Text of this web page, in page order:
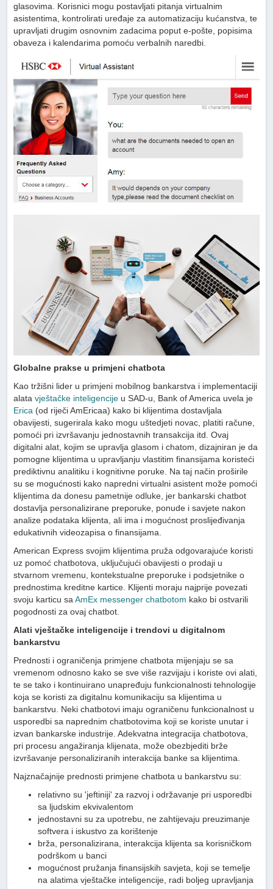
glasovima. Korisnici mogu postavljati pitanja virtualnim
asistentima, kontrolirati uređaje za automatizaciju kućanstva, te
upravljati drugim osnovnim zadacima poput e-pošte, popisima
obaveza i kalendarima pomoću verbalnih naredbi.
Globalne prakse u primjeni chatbota
Kao tržišni lider u primjeni mobilnog bankarstva i implementaciji
alatavještačke inteligencije u SAD-u, Bank of America uvela je
Erica (od riječi AmEricaa) kako bi klijentima dostavljala
obavijesti, sugerirala kako mogu uštedjeti novac, platiti račune,
pomoći pri izvršavanju jednostavnih transakcija itd. Ovaj
digitalni alat, kojim se upravlja glasom i chatom, dizajniran je da
pomogne klijentima u upravljanju vlastitim finansijama koristeći
prediktivnu analitiku i kognitivne poruke. Na taj način proširile
su se mogućnosti kako napredni virtualni asistent može pomoći
klijentima da donesu pametnije odluke, jer bankarski chatbot
dostavlja personalizirane preporuke, ponude i savjete nakon
analize podataka klijenta, ali ima i mogućnost proslijeđivanja
edukativnih videozapisa o finansijama.
American Express svojim klijentima pruža odgovarajuće koristi
uz pomoć chatbotova, uključujući obavijesti o prodaji u
stvarnom vremenu, kontekstualne preporuke i podsjetnike o
prednostima kreditne kartice. Klijenti moraju najprije povezati
svoju karticu saAmEx messenger chatbotom kako bi ostvarili
pogodnosti za ovaj chatbot.
Alati vještačke inteligencije i trendovi u digitalnom
bankarstvu
Prednosti i ograničenja primjene chatbota mijenjaju se sa
vremenom odnosno kako se sve više razvijaju i koriste ovi alati,
te se tako i kontinuirano unapređuju funkcionalnosti tehnologije
koja se koristi za digitalnu komunikaciju sa klijentima u
bankarstvu. Neki chatbotovi imaju ograničenu funkcionalnost u
usporedbi sa naprednim chatbotovima koji se koriste unutar i
izvan bankarske industrije. Adekvatna integracija chatbotova,
pri procesu angažiranja klijenata, može obezbjediti brže
izvršavanje personaliziranih interakcija banke sa klijentima.
Najznačajnije prednosti primjene chatbota u bankarstvu su:
relativno su 'jeftiniji' za razvoj i održavanje pri usporedbi
sa ljudskim ekvivalentom
jednostavni su za upotrebu, ne zahtijevaju preuzimanje
softvera i iskustvo za korištenje
brža, personalizirana, interakcija klijenta sa korisničkom
podrškom u banci
mogućnost pružanja finansijskih savjeta, koji se temelje
na alatima vještačke inteligencije, radi boljeg upravljanja